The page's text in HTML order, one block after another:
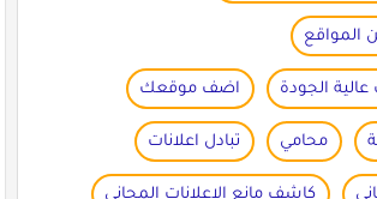
المواقع
الجودة اضف موقعك
محامي تبادل اعلانات
كاشف مانع الاعلانات المجاني